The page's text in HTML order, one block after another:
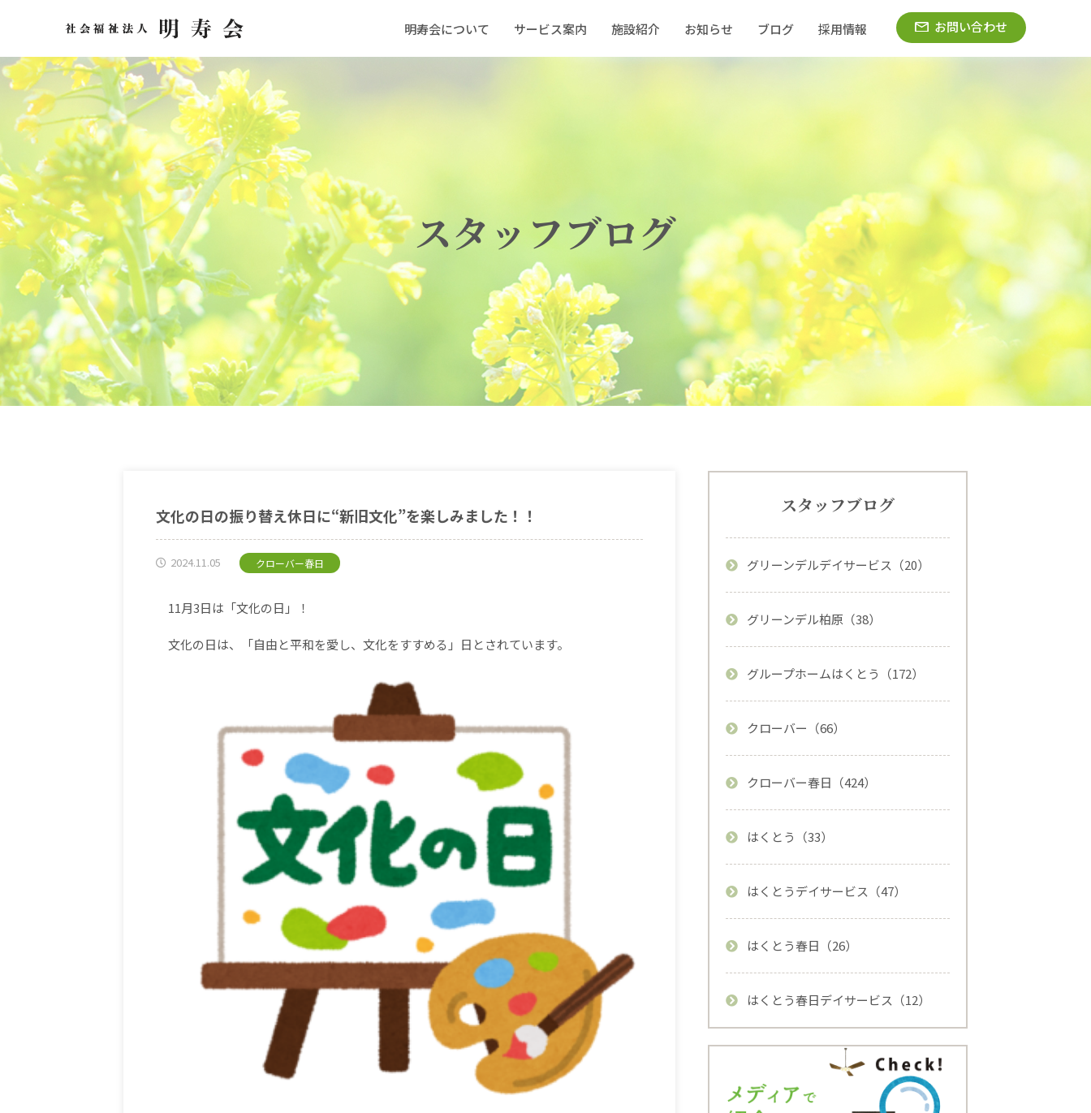
明寿会について サービス案内 施設紹介 お知らせ ブログ 採用情報 お問い合わせ
スタッフブログ
文化の日の振り替え休日に“新旧文化”を楽しみました！！
2024.11.05 クローバー春日
11月3日は「文化の日」！
文化の日は、「自由と平和を愛し、文化をすすめる」日とされています。
スタッフブログ
グリーンデルデイサービス（20）
グリーンデル柏原（38）
グループホームはくとう（172）
クローバー（66）
クローバー春日（424）
はくとう（33）
はくとうデイサービス（47）
はくとう春日（26）
はくとう春日デイサービス（12）